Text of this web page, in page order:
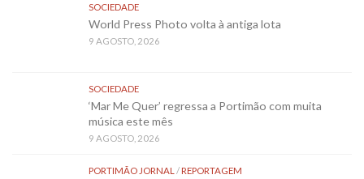
SOCIEDADE
World Press Photo volta à antiga lota
9 AGOSTO, 2026
SOCIEDADE
‘Mar Me Quer’ regressa a Portimão com muita
música este mês
9 AGOSTO, 2026
PORTIMÃO JORNAL /REPORTAGEM